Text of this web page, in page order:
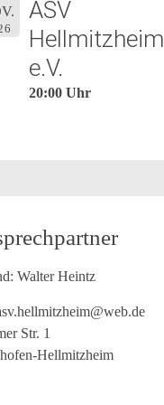
ASV
Hellmitzheim
e.V.
20:00 Uhr
Walter Heintz
Str. 1
Hellmitzheim